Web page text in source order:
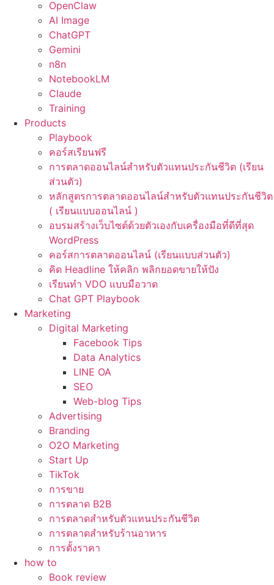
OpenClaw
AI Image
ChatGPT
Gemini
n8n
NotebookLM
Claude
Training
Products
Playbook
คอร์สเรียนฟรี
การตลาดออนไลน์สำหรับตัวแทนประกันชีวิต (เรียน
ส่วนตัว)
หลักสูตรการตลาดออนไลน์สำหรับตัวแทนประกันชีวิต
( เรียนแบบออนไลน์ )
อบรมสร้างเว็บไซต์ด้วยตัวเองกับเครื่องมือที่ดีที่สุด
WordPress
คอร์สการตลาดออนไลน์ (เรียนแบบส่วนตัว)
คิด Headline ให้คลิก พลิกยอดขายให้ปัง
เรียนทำ VDO แบบมือวาด
Chat GPT Playbook
Marketing
Digital Marketing
Facebook Tips
Data Analytics
LINE OA
SEO
Web-blog Tips
Advertising
Branding
O2O Marketing
Start Up
TikTok
การขาย
การตลาด B2B
การตลาดสำหรับตัวแทนประกันชีวิต
การตลาดสำหรับร้านอาหาร
การตั้งราคา
how to
Book review